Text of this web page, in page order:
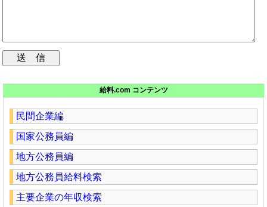
給料.com コンテンツ
民間企業編
国家公務員編
地方公務員編
地方公務員給料検索
主要企業の年収検索